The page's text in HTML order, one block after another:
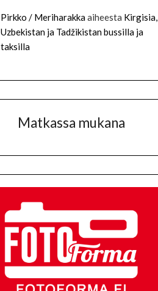
Pirkko / Meriharakkaaiheesta Kirgisia,
Uzbekistan ja Tadžikistan bussilla ja
taksilla
Matkassa mukana